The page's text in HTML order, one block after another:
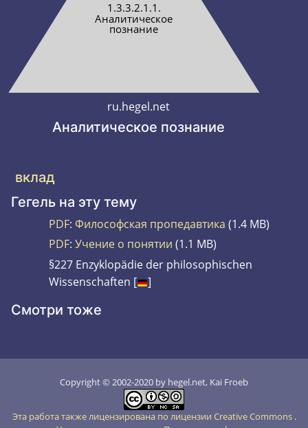
1.3.3.2.1.1.
Аналитическое
познание
ru.hegel.net
Аналитическое познание
вклад
Гегель на эту тему
PDF: Философская пропедавтика (1.4 MB)
PDF: Учение о понятии (1.1 MB)
§227 Enzyklopädie der philosophischen
Wissenschaften [
]
Смотри тоже
Copyright © 2002-2020 by hegel.net, Kai Froeb
Эта работа также лицензирована по лицензии Creative Commons .